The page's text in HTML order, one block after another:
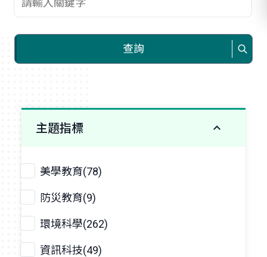
查詢
主題指標
美學教育(78)
防災教育(9)
環境科學(262)
資訊科技(49)